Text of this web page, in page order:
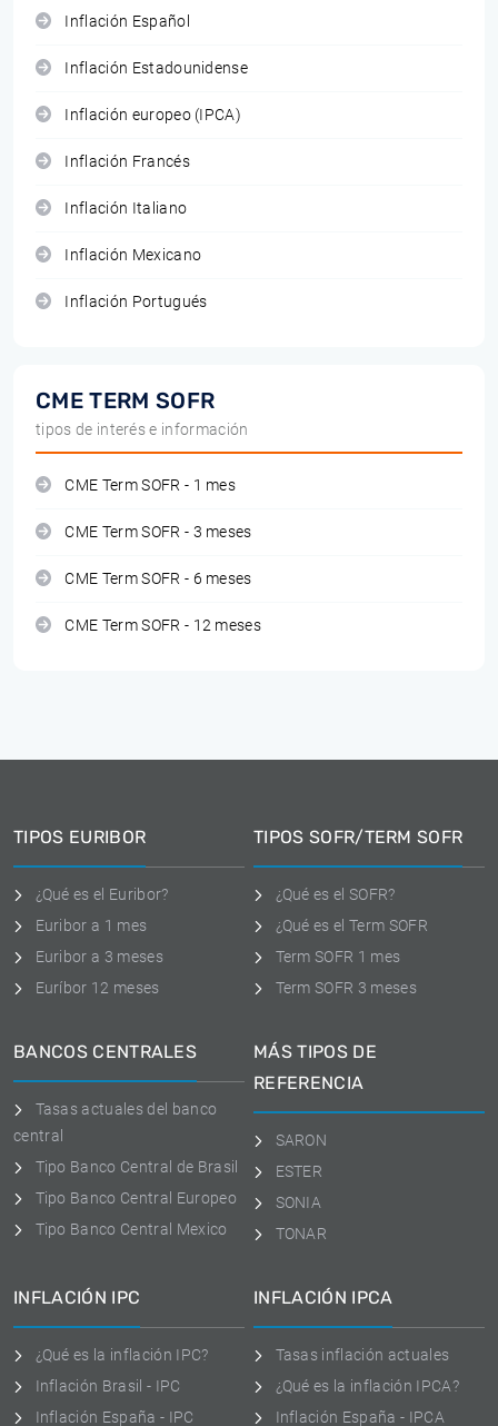
Inflación Español
Inflación Estadounidense
Inflación europeo (IPCA)
Inflación Francés
Inflación Italiano
Inflación Mexicano
Inflación Portugués
CME TERM SOFR
tipos de interés e información
CME Term SOFR - 1 mes
CME Term SOFR - 3 meses
CME Term SOFR - 6 meses
CME Term SOFR - 12 meses
TIPOS EURIBOR
¿Qué es el Euribor?
Euribor a 1 mes
Euribor a 3 meses
Euríbor 12 meses
TIPOS SOFR/TERM SOFR
¿Qué es el SOFR?
¿Qué es el Term SOFR
Term SOFR 1 mes
Term SOFR 3 meses
BANCOS CENTRALES
Tasas actuales del banco
central
Tipo Banco Central de Brasil
Tipo Banco Central Europeo
Tipo Banco Central Mexico
MÁS TIPOS DE
REFERENCIA
SARON
ESTER
SONIA
TONAR
INFLACIÓN IPC
¿Qué es la inflación IPC?
Inflación Brasil - IPC
Inflación España - IPC
INFLACIÓN IPCA
Tasas inflación actuales
¿Qué es la inflación IPCA?
Inflación España - IPCA